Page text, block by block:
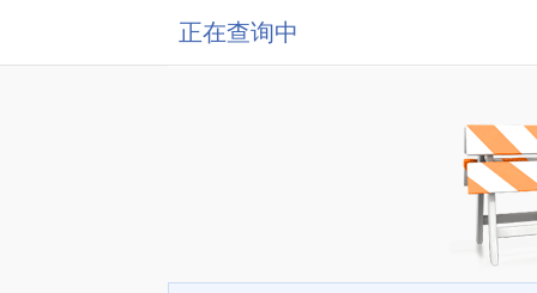
正在查询中